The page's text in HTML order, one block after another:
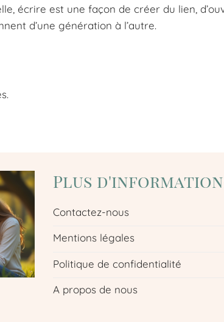
écrire est une façon de créer du lien,
d’une génération à l’autre.
Plus
Contactez-nous
Mentions légales
Politique de confidentialité
A propos de nous